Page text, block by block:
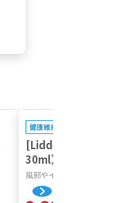
健康維持
[Liddell]コールド＋
30ml】
風邪やインフルエンザをケ